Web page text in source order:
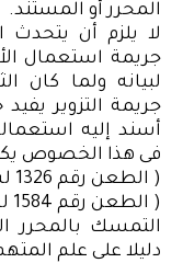
المحرر أو المستند.
لا يلزم أن يتحدث
جريمة استعمال
لبيانه ولما كان
جريمة التزوير
أسند إليه
فى هذا الخصوص
( الطعن رقم 1326 لسنه 36 ق جلسة 5/12/1966 )
( الطعن رقم 1584 لسنه 39 لسنه 24/12/1969 )
التمسك بالمحرر
دليلا على علم